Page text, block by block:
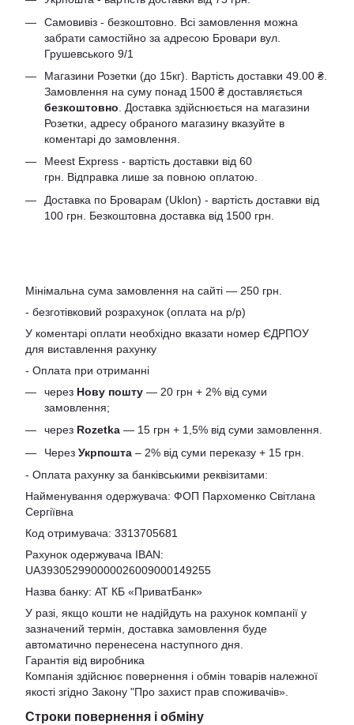
Самовивіз - безкоштовно. Всі замовлення можна
забрати самостійно за адресою Бровари вул.
Грушевського 9/1
Магазини Розетки (до 15кг). Вартість доставки 49.00 ₴.
Замовлення на суму понад 1500 ₴ доставляється
безкоштовно . Доставка здійснюється на магазини
Розетки, адресу обраного магазину вказуйте в
коментарі до замовлення.
Meest Express - вартість доставки від 60
грн. Відправка лише за повною оплатою.
Доставка по Броварам (Uklon) - вартість доставки від
100 грн. Безкоштовна доставка від 1500 грн.
Мінімальна сума замовлення на сайті — 250 грн.
- безготівковий розрахунок (оплата на р/р)
У коментарі оплати необхідно вказати номер ЄДРПОУ
для виставлення рахунку
- Оплата при отриманні
через Нову пошту — 20 грн + 2% від суми
замовлення;
через Rozetka — 15 грн + 1,5% від суми замовлення.
Через Укрпошта – 2% від суми переказу + 15 грн.
- Оплата рахунку за банківськими реквізитами:
Найменування одержувача: ФОП Пархоменко Світлана
Сергіївна
Код отримувача: 3313705681
Рахунок одержувача IBAN:
UA393052990000026009000149255
Назва банку: АТ КБ «ПриватБанк»
У разі, якщо кошти не надійдуть на рахунок компанії у
зазначений термін, доставка замовлення буде
автоматично перенесена наступного дня.
Гарантія від виробника
Компанія здійснює повернення і обмін товарів належної
якості згідно Закону "Про захист прав споживачів».
Строки повернення і обміну